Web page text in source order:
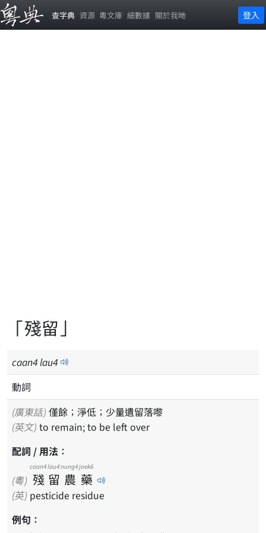
查字典 資源 粵文庫 細數據 關於我哋 登入
「殘留」
caan4lau4
動詞
(廣東話) 僅餘；淨低；少量遺留落嚟
(英文) to remain; to be left over
配詞 / 用法：
(粵) 殘
caan4
留
lau4
農
nung4
藥
joek6
(英) pesticide residue
例句：